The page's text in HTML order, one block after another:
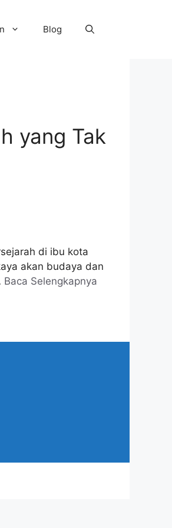
Blog
yang Tak
di ibu kota
akan budaya dan
Baca Selengkapnya